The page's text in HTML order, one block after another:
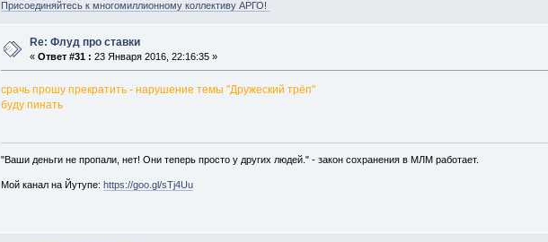
Присоединяйтесь к многомиллионному коллективу АРГО!
Re: Флуд про ставки
«Ответ #31 : 23 Января 2016, 22:16:35 »
срачь прошу прекратить - нарушение темы "Дружеский трёп"
буду пинать
"Ваши деньги не пропали, нет! Они теперь просто у других людей." - закон сохранения в МЛМ работает.
Мой канал на Йутупе: https://goo.gl/sTj4Uu